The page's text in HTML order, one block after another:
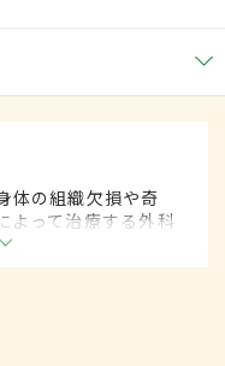
体の組織欠損や奇
よって治療する外科